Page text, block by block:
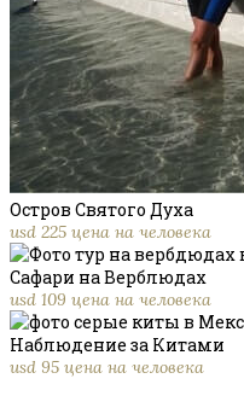
Остров Святого Духа
usd 225 цена на человека
Сафари на Верблюдах
usd 109 цена на человека
Наблюдение за Китами
usd 95 цена на человека